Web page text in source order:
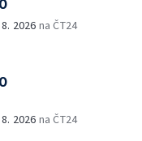
2026 na ČT24
2026 na ČT24